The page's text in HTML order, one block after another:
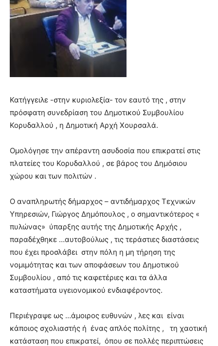
Κατήγγειλε -στην κυριολεξία- τον εαυτό της , στην
πρόσφατη συνεδρίαση του Δημοτικού Συμβουλίου
Κορυδαλλού , η Δημοτική Αρχή Χουρσαλά.
Ομολόγησε την απέραντη ασυδοσία που επικρατεί στις
πλατείες του Κορυδαλλού , σε βάρος του Δημόσιου
χώρου και των πολιτών .
Ο αναπληρωτής δήμαρχος – αντιδήμαρχος Τεχνικών
Υπηρεσιών, Γιώργος Δημόπουλος , ο σημαντικότερος «
πυλώνας» ύπαρξης αυτής της Δημοτικής Αρχής ,
παραδέχθηκε …αυτοβούλως , τις τεράστιες διαστάσεις
που έχει προσλάβει στην πόλη η μη τήρηση της
νομιμότητας και των αποφάσεων του Δημοτικού
Συμβουλίου , από τις καφετέριες και τα άλλα
καταστήματα υγειονομικού ενδιαφέροντος.
Περιέγραψε ως …άμοιρος ευθυνών , λες και είναι
κάποιος σχολιαστής ή ένας απλός πολίτης , τη χαοτική
κατάσταση που επικρατεί, όπου σε πολλές περιπτώσεις